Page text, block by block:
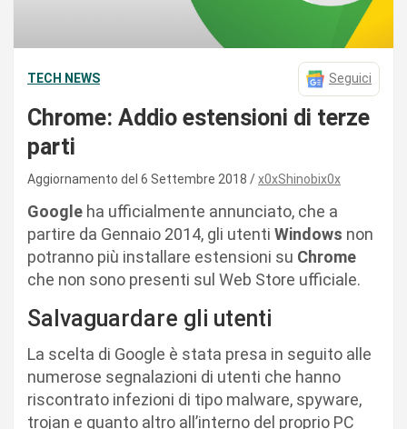
TECH NEWS Seguici
Chrome: Addio estensioni di terze
parti
Aggiornamento del 6 Settembre 2018 x0xShinobix0x
Google ha ufficialmente annunciato, che a
partire da Gennaio 2014, gli utenti Windows non
potranno più installare estensioni su Chrome
che non sono presenti sul Web Store ufficiale.
Salvaguardare gli utenti
La scelta di Google è stata presa in seguito alle
numerose segnalazioni di utenti che hanno
riscontrato infezioni di tipo malware, spyware,
trojan e quanto altro all’interno del proprio PC